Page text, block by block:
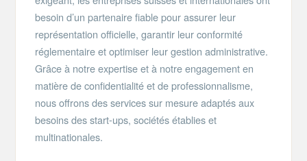
besoin d’un partenaire fiable pour assurer leur
représentation officielle, garantir leur conformité
réglementaire et optimiser leur gestion administrative.
Grâce à notre expertise et à notre engagement en
matière de confidentialité et de professionnalisme,
nous offrons des services sur mesure adaptés aux
besoins des start-ups, sociétés établies et
multinationales.